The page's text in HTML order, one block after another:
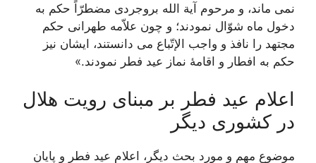
نمی ماند، و مرحوم آیة الله بروجردی مضطرّاً حکم به
دخول ماه شوّال نمودند؛ و چون علاّمه طهرانی حکم
مجتهد را نافذ و واجب الإتّباع می دانستند، ایشان نیز
حکم به افطار و اقامۀ نماز عید فطر نمودند.»
اعلام عید فطر بر مبنای رویت هلال
در کشوری دیگر
موضوع مهم و مورد بحث دیگر، اعلام عید فطر و پایان